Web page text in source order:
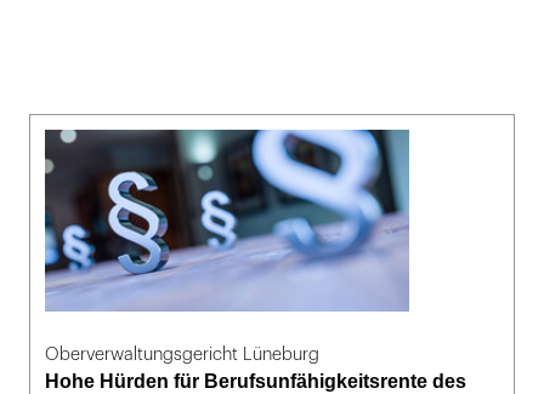
Oberverwaltungsgericht Lüneburg
Hohe Hürden für Berufsunfähigkeitsrente des